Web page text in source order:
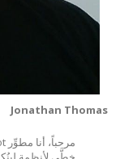
Jonathan Thomas